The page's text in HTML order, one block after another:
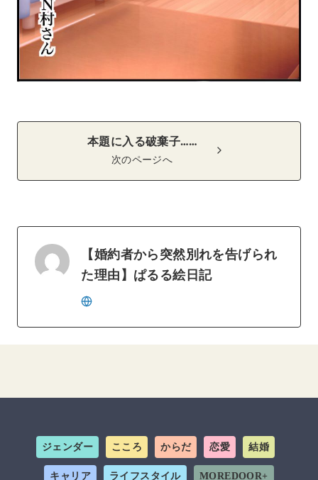
本題に入る破棄子……
次のページへ
【婚約者から突然別れを告げられ
た理由】ぱるる絵日記
ジェンダー こころ からだ 恋愛 結婚
キャリア ライフスタイル MOREDOOR+